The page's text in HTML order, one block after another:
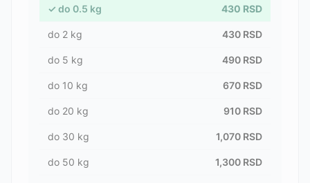
✓ do 0.5 kg 430 RSD
do 2 kg 430 RSD
do 5 kg 490 RSD
do 10 kg 670 RSD
do 20 kg 910 RSD
do 30 kg 1,070 RSD
do 50 kg 1,300 RSD